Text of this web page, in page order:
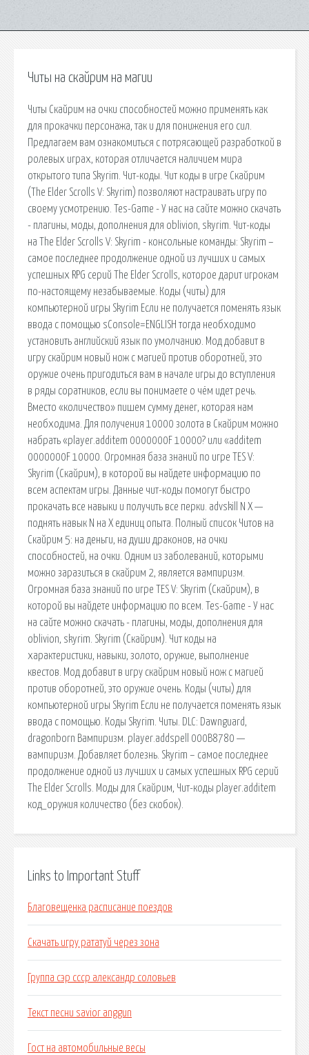
Читы на скайрим на магии
Читы Скайрим на очки способностей можно применять как
для прокачки персонажа, так и для понижения его сил.
Предлагаем вам ознакомиться с потрясающей разработкой в
ролевых играх, которая отличается наличием мира
открытого типа Skyrim. Чит-коды. Чит коды в игре Скайрим
(The Elder Scrolls V: Skyrim) позволяют настраивать игру по
своему усмотрению. Tes-Game - У нас на сайте можно скачать
- плагины, моды, дополнения для oblivion, skyrim. Чит-коды
на The Elder Scrolls V: Skyrim - консольные команды: Skyrim –
самое последнее продолжение одной из лучших и самых
успешных RPG серий The Elder Scrolls, которое дарит игрокам
по-настоящему незабываемые. Коды (читы) для
компьютерной игры Skyrim Если не получается поменять язык
ввода с помощью sConsole=ENGLISH тогда необходимо
установить английский язык по умолчанию. Мод добавит в
игру скайрим новый нож с магией против оборотней, это
оружие очень пригодиться вам в начале игры до вступления
в ряды соратников, если вы понимаете о чём идет речь.
Вместо «количество» пишем сумму денег, которая нам
необходима. Для получения 10000 золота в Скайрим можно
набрать «player.additem 0000000F 10000? или «additem
0000000F 10000. Огромная база знаний по игре TES V:
Skyrim (Скайрим), в которой вы найдете информацию по
всем аспектам игры. Данные чит-коды помогут быстро
прокачать все навыки и получить все перки. advskill N X —
поднять навык N на X единиц опыта. Полный список Читов на
Скайрим 5: на деньги, на души драконов, на очки
способностей, на очки. Одним из заболеваний, которыми
можно заразиться в cкайрим 2, является вампиризм.
Огромная база знаний по игре TES V: Skyrim (Скайрим), в
которой вы найдете информацию по всем. Tes-Game - У нас
на сайте можно скачать - плагины, моды, дополнения для
oblivion, skyrim. Skyrim (Скайрим). Чит коды на
характеристики, навыки, золото, оружие, выполнение
квестов. Мод добавит в игру скайрим новый нож с магией
против оборотней, это оружие очень. Коды (читы) для
компьютерной игры Skyrim Если не получается поменять язык
ввода с помощью. Коды Skyrim. Читы. DLC: Dawnguard,
dragonborn Вампиризм. player.addspell 000B8780 —
вампиризм. Добавляет болезнь. Skyrim – самое последнее
продолжение одной из лучших и самых успешных RPG серий
The Elder Scrolls. Моды для Скайрим, Чит-коды player.additem
код_оружия количество (без скобок).
Links to Important Stuff
Благовещенка расписание поездов
Скачать игру рататуй через зона
Группа сэр ссср александр соловьев
Текст песни savior anggun
Гост на автомобильные весы